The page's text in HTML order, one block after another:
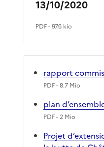
13/10/2020
PDF- 97.6 kio
rapport
PDF- 8.7 Mio
plan
PDF- 2 Mio
Projet